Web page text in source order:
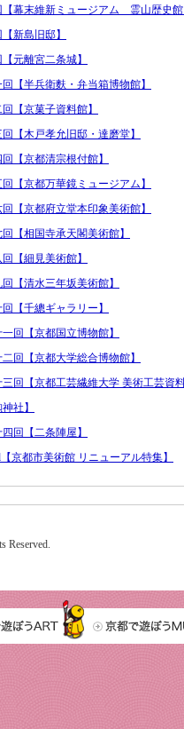
【幕末維新ミュージアム 霊山歴史
新島旧邸】
元離宮二条城】
【半兵衛麩・弁当箱博物館】
【京菓子資料館】
【木戸孝允旧邸・達磨堂】
【京都清宗根付館】
【京都万華鏡ミュージアム】
【京都府立堂本印象美術館】
【相国寺承天閣美術館】
【細見美術館】
【清水三年坂美術館】
【千總ギャラリー】
回【京都国立博物館】
回【京都大学総合博物館】
回【京都工芸繊維大学 美術工芸資
社】
回【二条陣屋】
京都市美術館 リニューアル特集】
Reserved.